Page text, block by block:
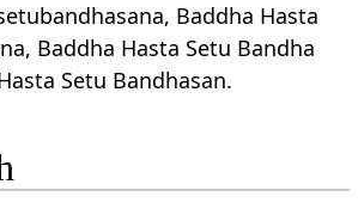
Baddha Hasta
Baddha Hasta Setu Bandha
Setu Bandhasan.